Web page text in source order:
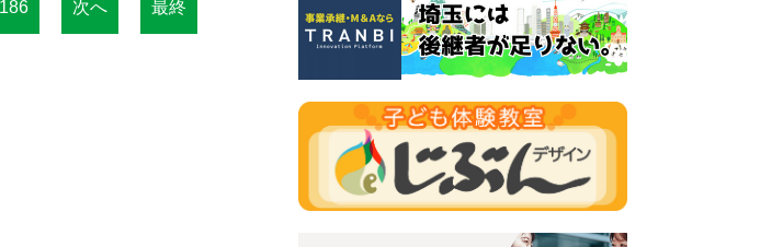
186 次へ 最終